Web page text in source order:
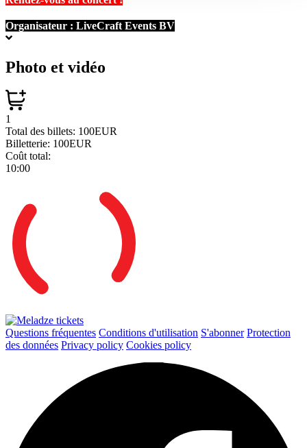
Organisateur : LiveCraft Events BV
Photo et vidéo
1
Total des billets: 100EUR
Billetterie: 100EUR
Coût total:
10:00
Questions fréquentes Conditions d'utilisation S'abonner Protection
des données Privacy policy Cookies policy